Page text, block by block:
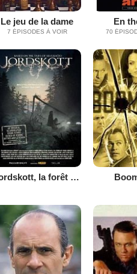
Le jeu de la dame
7 ÉPISODES À VOIR
En
70
Jordskott, la forêt des disparus